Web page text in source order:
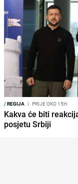
/REGIJA I PRIJE OKO 15H
Kakva će biti
posjetu Srbiji